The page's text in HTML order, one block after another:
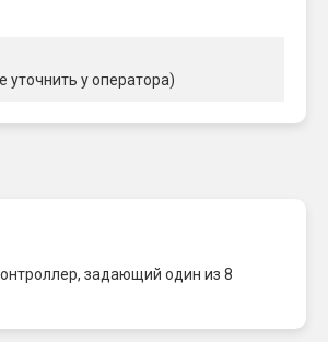
уточнить у оператора)
задающий один из 8